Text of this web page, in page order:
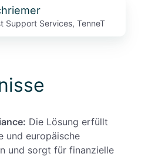
Support Services, TenneT
Die Lösung erfüllt
und europäische
und sorgt für finanzielle